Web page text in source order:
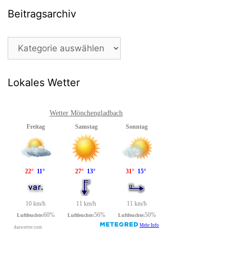
Beitragsarchiv
Beitragsarchiv
Lokales Wetter
Wetter Mönchengladbach